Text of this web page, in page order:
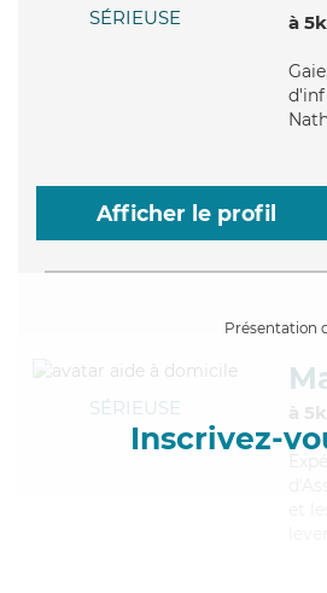
SÉRIEUSE à
Gaie
Afficher le profil
Présentation
Inscrivez-
SÉRIEUSE à